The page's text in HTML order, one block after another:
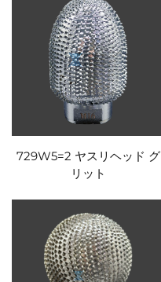
729W5=2 ヤスリヘッド グ
リット